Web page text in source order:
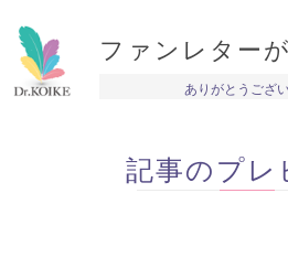
ファンレター
ありがとうござ
記事のプレ